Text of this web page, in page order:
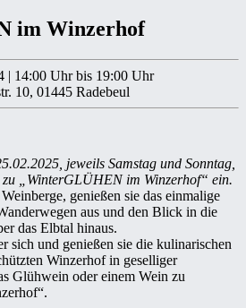
im Winzerhof
| 14:00 Uhr bis 19:00 Uhr
10, 01445 Radebeul
jeweils Samstag und Sonntag,
„WinterGLÜHEN im Winzerhof“ ein.
genießen sie das einmalige
aus und den Blick in die
das Elbtal hinaus.
sich und genießen sie die kulinarischen
Winzerhof in geselliger
Glühwein oder einem Wein zu